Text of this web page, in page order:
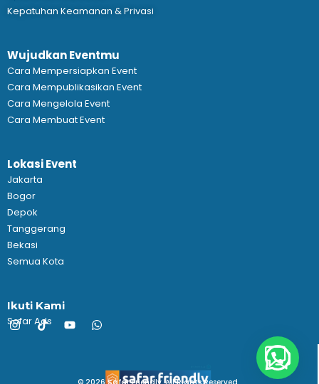
Kepatuhan Keamanan & Privasi
Wujudkan Eventmu
Cara Mempersiapkan Event
Cara Mempublikasikan Event
Cara Mengelola Event
Cara Membuat Event
Lokasi Event
Jakarta
Bogor
Depok
Tanggerang
Bekasi
Semua Kota
Ikuti Kami
Safar Ads